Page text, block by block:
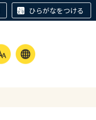
ひらがなをつける